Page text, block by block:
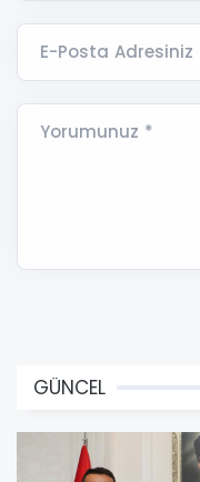
E-Posta Adresiniz
Yorumunuz *
GÜNCEL